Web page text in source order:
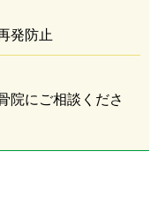
発防止
院にご相談くださ